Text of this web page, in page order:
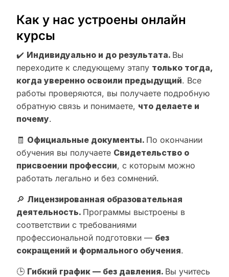
Как у нас устроены онлайн
курсы
✔️ Индивидуально и до результата. Вы
переходите к следующему этапу только тогда,
когда уверенно освоили предыдущий. Все
работы проверяются, вы получаете подробную
обратную связь и понимаете, что делаете и
почему.
🧾 Официальные документы. По окончании
обучения вы получаете Свидетельство о
присвоении профессии, с которым можно
работать легально и без сомнений.
🔎 Лицензированная образовательная
деятельность. Программы выстроены в
соответствии с требованиями
профессиональной подготовки — без
сокращений и формального обучения.
🕒 Гибкий график — без давления. Вы учитесь